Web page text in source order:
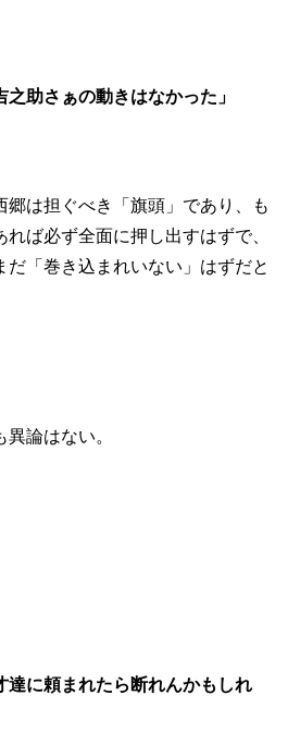
之助さぁの動きはなかった」
郷は担ぐべき「旗頭」であり、も
ば必ず全面に押し出すはずで、
だ「巻き込まれいない」はずだと
論はない。
達に頼まれたら断れんかもしれ